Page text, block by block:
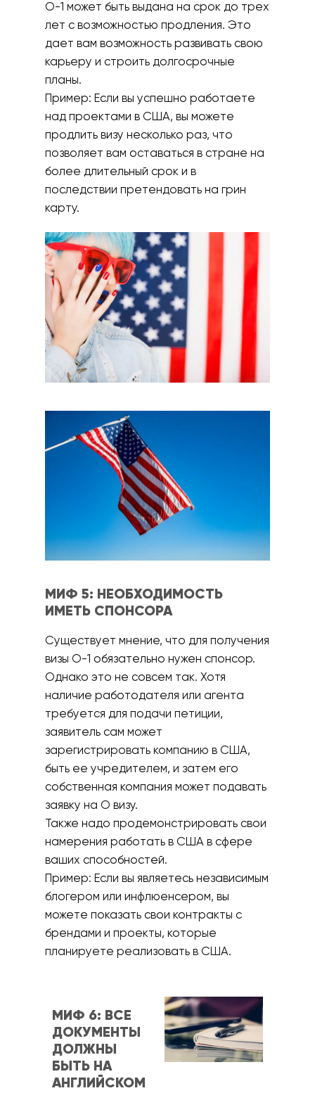
О-1 может быть выдана на срок до трех
лет с возможностью продления. Это
дает вам возможность развивать свою
карьеру и строить долгосрочные
планы.
Пример: Если вы успешно работаете
над проектами в США, вы можете
продлить визу несколько раз, что
позволяет вам оставаться в стране на
более длительный срок и в
последствии претендовать на грин
карту.
МИФ 5: НЕОБХОДИМОСТЬ
ИМЕТЬ СПОНСОРА
Существует мнение, что для получения
визы О-1 обязательно нужен спонсор.
Однако это не совсем так. Хотя
наличие работодателя или агента
требуется для подачи петиции,
заявитель сам может
зарегистрировать компанию в США,
быть ее учредителем, и затем его
собственная компания может подавать
заявку на О визу.
Также надо продемонстрировать свои
намерения работать в США в сфере
ваших способностей.
Пример: Если вы являетесь независимым
блогером или инфлюенсером, вы
можете показать свои контракты с
брендами и проекты, которые
планируете реализовать в США.
МИФ 6: ВСЕ
ДОКУМЕНТЫ
ДОЛЖНЫ
БЫТЬ НА
АНГЛИЙСКОМ